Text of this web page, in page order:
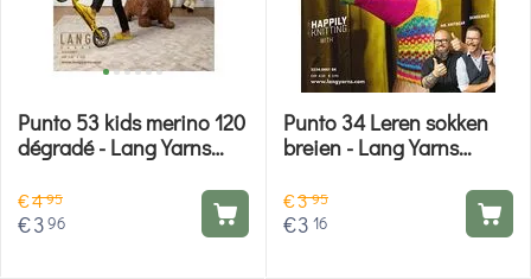
Punto 53 kids merino 120
dégradé - Lang Yarns
€495
€396
Punto 34 Leren sokken
breien - Lang Yarns
€395
€3 16